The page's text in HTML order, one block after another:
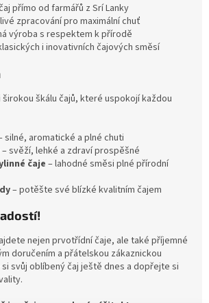
přímo od farmářů z Srí Lanky
zpracování pro maximální chuť
výroba s respektem k přírodě
i inovativních čajových směsí
škálu čajů, které uspokojí každou
silné, aromatické a plné chuti
– svěží, lehké a zdraví prospěšné
čaje – lahodné směsi plné přírodní
– potěšte své blízké kvalitním čajem
nejen prvotřídní čaje, ale také příjemné
doručením a přátelskou zákaznickou
svůj oblíbený čaj ještě dnes a dopřejte si